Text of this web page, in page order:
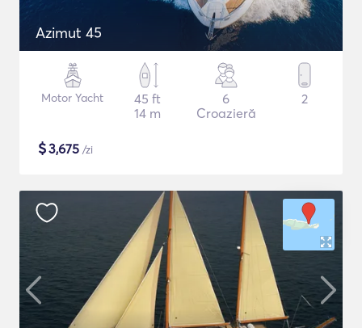
Azimut 45
Motor Yacht
45 ft
14 m
6
Croazieră
2
$3,675 /zi